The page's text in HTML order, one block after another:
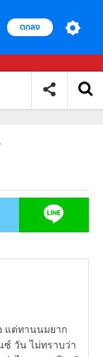
ตกลง
แต่ทานนมยาก
ซ์ วัน ไม่ทราบว่า